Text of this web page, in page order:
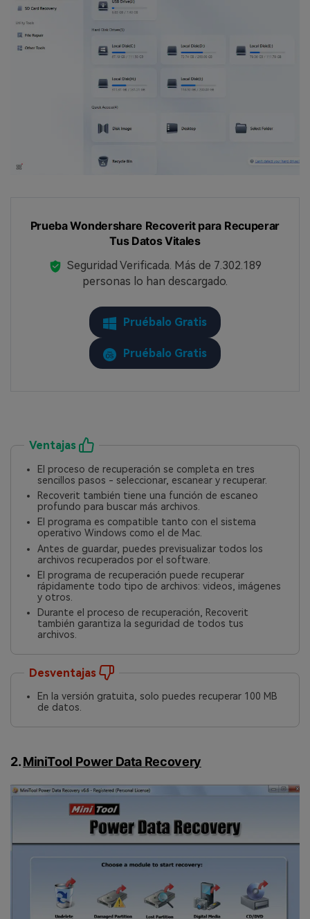
󠀰Prueba Wondershare Recoverit para Recuperar
Tus Datos Vitales
Seguridad Verificada. Más de 7.302.189
personas lo han descargado.
Pruébalo Gratis
Pruébalo Gratis
Ventajas
El proceso de recuperación se completa en tres
sencillos pasos - seleccionar, escanear y recuperar.󠀲󠀡󠀩󠀣󠀢󠀢󠀣󠀣󠀧󠀳
Recoverit también tiene una función de escaneo
profundo para buscar más archivos.󠀲󠀡󠀩󠀣󠀢󠀢󠀣󠀣󠀨󠀳
󠀰El programa es compatible tanto con el sistema
operativo Windows como el de Mac.󠀲󠀡󠀩󠀣󠀢󠀢󠀣󠀣󠀩󠀳
Antes de guardar, puedes previsualizar todos los
archivos recuperados por el software.󠀲󠀡󠀩󠀣󠀢󠀢󠀣󠀤󠀠󠀳
El programa de recuperación puede recuperar
rápidamente todo tipo de archivos: videos, imágenes
y otros.󠀲󠀡󠀩󠀣󠀢󠀢󠀣󠀤󠀡󠀳
Durante el proceso de recuperación, Recoverit
también garantiza la seguridad de todos tus
archivos.
Desventajas
En la versión gratuita, solo puedes recuperar 100 MB
de datos.󠀲󠀡󠀩󠀣󠀢󠀢󠀣󠀤󠀤󠀳
2.MiniTool Power Data Recovery